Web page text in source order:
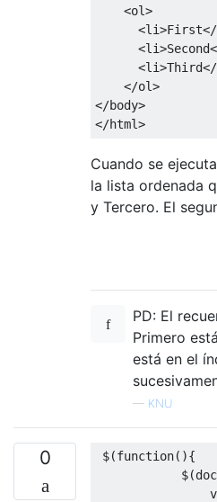
<ol>
<li>First
<li>Second
<li>Third
</ol>
</body>
</html>
Cuando se
la lista ordenada
y Tercero. El
PD: El
Primero
está en el
— KNU
0 $(function(){
            $
(